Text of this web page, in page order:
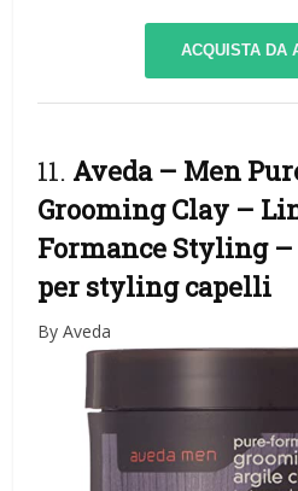
ACQUISTA DA
11. Aveda – Men
Grooming Clay –
Formance Styling
per styling capelli
By Aveda